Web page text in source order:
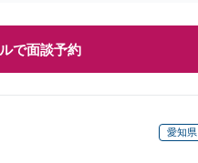
で面談予約
愛知県